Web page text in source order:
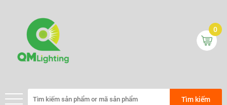
Tìm kiếm
0